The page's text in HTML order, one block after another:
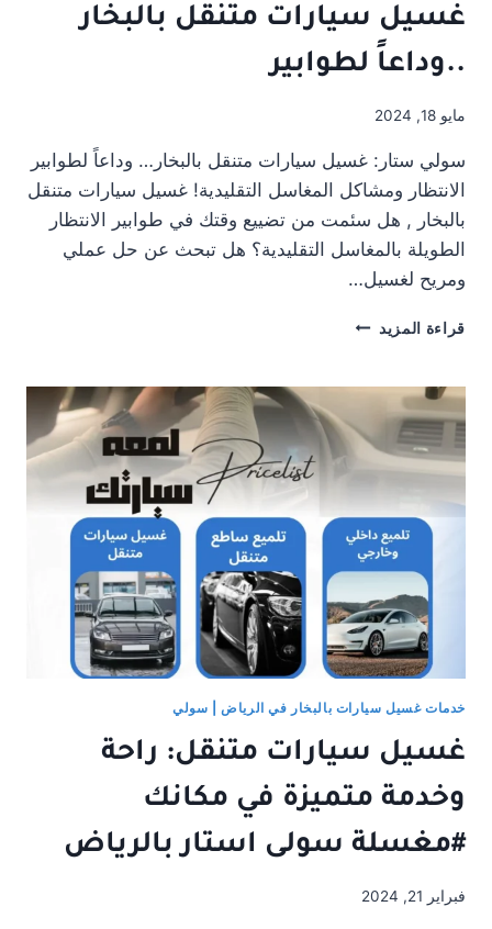
غسيل سيارات متنقل بالبخار
..وداعاً لطوابير
مايو 18, 2024
سولي ستار: غسيل سيارات متنقل بالبخار… وداعاً لطوابير
الانتظار ومشاكل المغاسل التقليدية! غسيل سيارات متنقل
بالبخار , هل سئمت من تضييع وقتك في طوابير الانتظار
الطويلة بالمغاسل التقليدية؟ هل تبحث عن حل عملي
ومريح لغسيل…
قراءة المزيد غسيل
بالبخار
لطوابير
خدمات غسيل سيارات بالبخار في الرياض | سولي
غسيل سيارات متنقل: راحة
وخدمة متميزة في مكانك
#مغسلة سولى استار بالرياض
فبراير 21, 2024